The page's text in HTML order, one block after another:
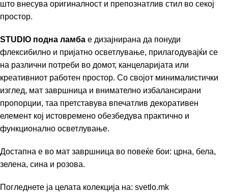
што внесува оригиналност и препознатлив стил во секој
простор.
STUDIO подна ламба е дизајнирана да понуди
флексибилно и пријатно осветлување, прилагодувајќи се
на различни потреби во домот, канцеларијата или
креативниот работен простор. Со својот минималистички
изглед, мат завршница и внимателно избалансирани
пропорции, таа претставува впечатлив декоративен
елемент кој истовремено обезбедува практично и
функционално осветлување.
Достапна е во мат завршница во повеќе бои: црна, бела,
зелена, сина и розова.
Погледнете ја целата колекција на: svetlo.mk